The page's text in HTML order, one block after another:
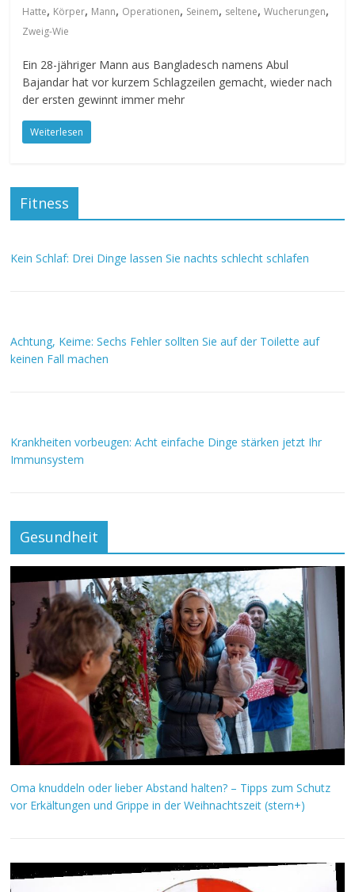
Hatte, Körper, Mann, Operationen, Seinem, seltene,Wucherungen,
Zweig-Wie
Ein 28-jähriger Mann aus Bangladesch namens Abul
Bajandar hat vor kurzem Schlagzeilen gemacht, wieder nach
der ersten gewinnt immer mehr
Weiterlesen
Fitness
Kein Schlaf: Drei Dinge lassen Sie nachts schlecht schlafen
Achtung, Keime: Sechs Fehler sollten Sie auf der Toilette auf
keinen Fall machen
Krankheiten vorbeugen: Acht einfache Dinge stärken jetzt Ihr
Immunsystem
Gesundheit
Oma knuddeln oder lieber Abstand halten? – Tipps zum Schutz
vor Erkältungen und Grippe in der Weihnachtszeit (stern+)